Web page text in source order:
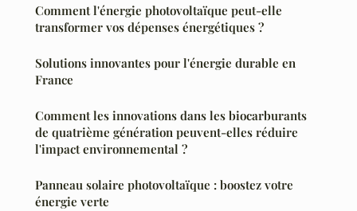
Comment l'énergie photovoltaïque peut-elle
transformer vos dépenses énergétiques ?
Solutions innovantes pour l'énergie durable en
France
Comment les innovations dans les biocarburants
de quatrième génération peuvent-elles réduire
l'impact environnemental ?
Panneau solaire photovoltaïque : boostez votre
énergie verte